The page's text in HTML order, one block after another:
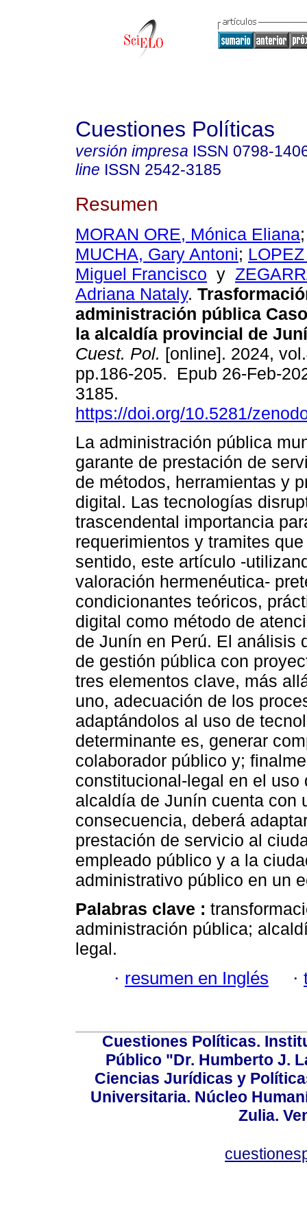
Cuestiones Políticas
versión impresa ISSN 0798-
line ISSN 2542-3185
Resumen
MORAN ORE, Mónica Eliana
MUCHA, Gary Antoni;
Miguel Francisco y
Adriana Nataly.
administración pública
la alcaldía provincial de
Cuest. Pol. [online]. 2024,
pp.186-205. Epub 26-Feb-
3185.
https://doi.org/10.5281/
La administración pública
garante de prestación de
de métodos, herramientas y
digital. Las tecnologías
trascendental importancia
requerimientos y tramites
sentido, este artículo -
valoración hermenéutica-
condicionantes teóricos,
digital como método de
de Junín en Perú. El análisis
de gestión pública con
tres elementos clave, más
uno, adecuación de los
adaptándolos al uso de
determinante es, generar
colaborador público y;
constitucional-legal en el
alcaldía de Junín cuenta con
consecuencia, deberá
prestación de servicio al
empleado público y a la
administrativo público en un
Palabras clave :
administración pública;
legal.
· resumen en Inglés ·
Cuestiones Políticas.
Público "Dr. Humberto J.
Ciencias Jurídicas y
Universitaria. Núcleo
Zulia.